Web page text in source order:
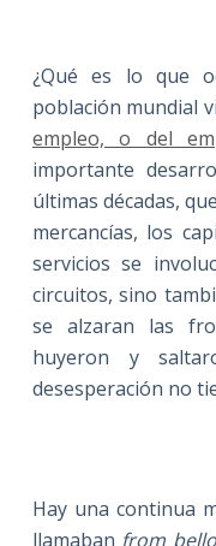
¿Qué es lo que
población mundial
empleo, o del
importante
últimas décadas,
mercancías, los
servicios se
circuitos, sino
se alzaran las
huyeron y
desesperación no
Hay una continua
llamaban from